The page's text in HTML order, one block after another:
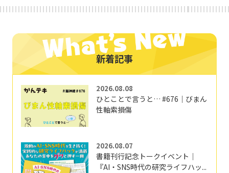
新着記事
2026.08.08
ひとことで言うと… #676｜びまん
性軸索損傷
2026.08.07
書籍刊行記念トークイベント｜
『AI・SNS時代の研究ライフハッ...